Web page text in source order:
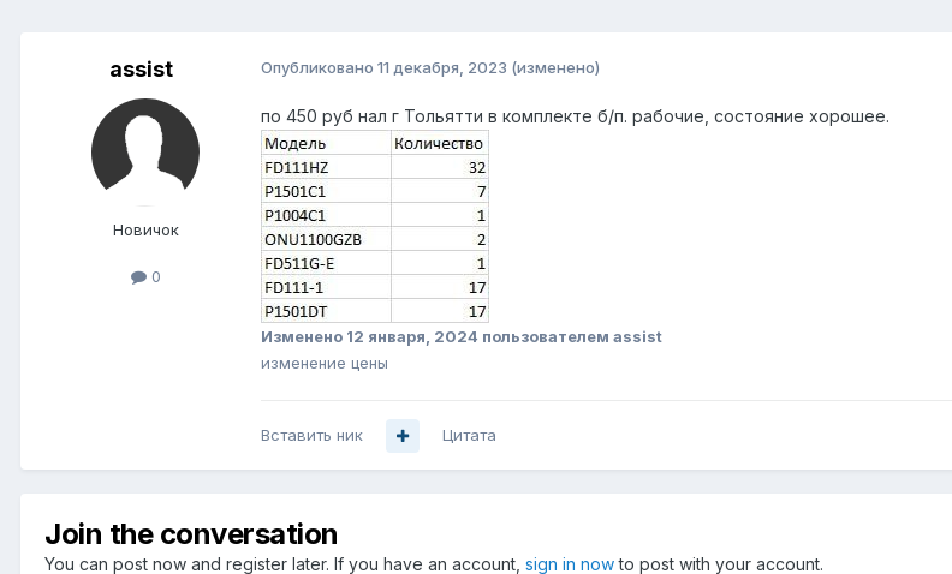
assist
Новичок
0
Опубликовано 11 декабря, 2023 (изменено)
по 450 руб нал г Тольятти в комплекте б/п. рабочие, состояние хорошее.
Изменено 12 января, 2024 пользователем assist
изменение цены
Вставить ник Цитата
Join the conversation
You can post now and register later. If you have an account, sign in nowto post with your account.